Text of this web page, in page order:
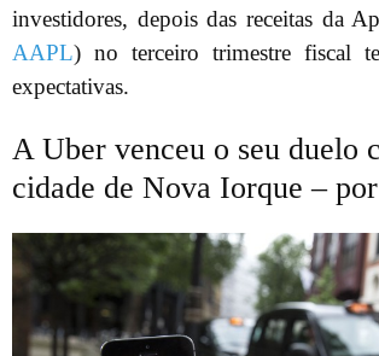
investidores, depois das receitas da
AAPL) no terceiro trimestre fiscal
expectativas.
A Uber venceu o seu duelo
cidade de Nova Iorque –